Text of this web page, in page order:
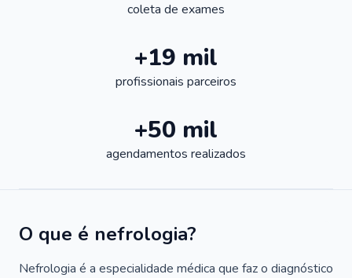
coleta de exames
+19 mil
profissionais parceiros
+50 mil
agendamentos realizados
O que é nefrologia?
Nefrologia é a especialidade médica que faz o diagnóstico